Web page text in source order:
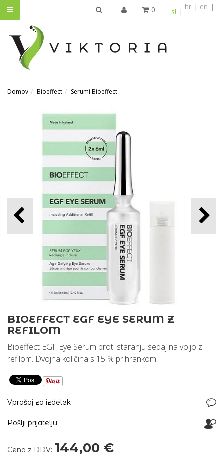
sl
hr en
0
Domov Bioeffect Serumi Bioeffect
BIOEFFECT EGF EYE SERUM Z
REFILOM
Bioeffect EGF Eye Serum proti staranju sedaj na voljo z
refilom. Dvojna količina s 15 % prihrankom.
Vprašaj za izdelek
Pošlji prijatelju
Cena z DDV: 144,00 €